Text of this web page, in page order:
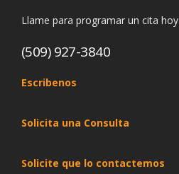
Llame para programar un cita hoy
(509) 927-3840
Escribenos
Solicita una Consulta
Solicite que lo contactemos